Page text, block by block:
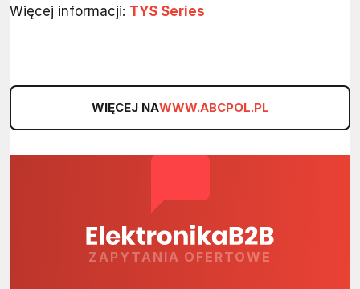
Więcej informacji: TYS Series
WIĘCEJ NAWWW.ABCPOL.PL
ZAPYTANIA OFERTOWE